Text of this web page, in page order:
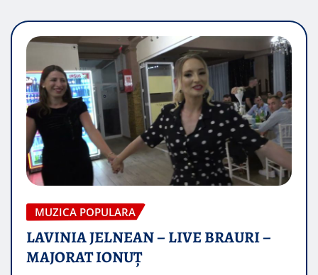
MUZICA POPULARA
LAVINIA JELNEAN – LIVE BRAURI –
MAJORAT IONUŢ